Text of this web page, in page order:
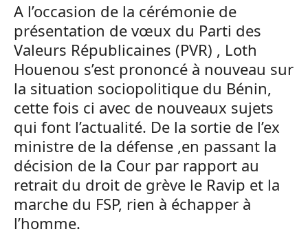
A l’occasion de la cérémonie de
présentation de vœux du Parti des
Valeurs Républicaines (PVR) , Loth
Houenou s’est prononcé à nouveau sur
la situation sociopolitique du Bénin,
cette fois ci avec de nouveaux sujets
qui font l’actualité. De la sortie de l’ex
ministre de la défense ,en passant la
décision de la Cour par rapport au
retrait du droit de grève le Ravip et la
marche du FSP, rien à échapper à
l’homme.